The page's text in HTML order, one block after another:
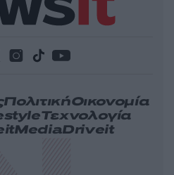
ΠολιτικήΟικονομία
Τεχνολογία
MediaDriveit